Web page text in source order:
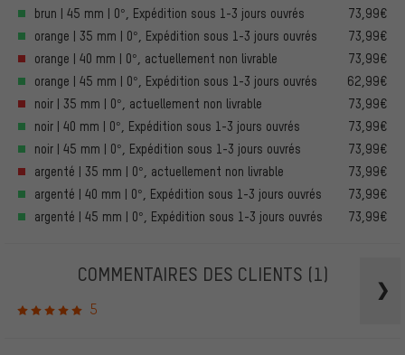
brun | 45 mm | 0°, Expédition sous 1-3 jours ouvrés
73,99€
orange | 35 mm | 0°, Expédition sous 1-3 jours ouvrés
73,99€
orange | 40 mm | 0°, actuellement non livrable
73,99€
orange | 45 mm | 0°, Expédition sous 1-3 jours ouvrés
62,99€
noir | 35 mm | 0°, actuellement non livrable
73,99€
noir | 40 mm | 0°, Expédition sous 1-3 jours ouvrés
73,99€
noir | 45 mm | 0°, Expédition sous 1-3 jours ouvrés
73,99€
argenté | 35 mm | 0°, actuellement non livrable
73,99€
argenté | 40 mm | 0°, Expédition sous 1-3 jours ouvrés
73,99€
argenté | 45 mm | 0°, Expédition sous 1-3 jours ouvrés
73,99€
COMMENTAIRES DES CLIENTS (1)
5